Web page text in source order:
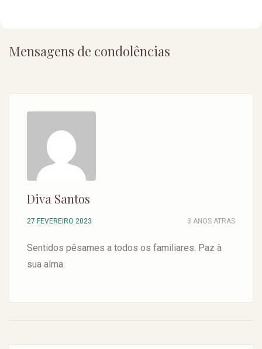
Mensagens de condolências
Diva Santos
27 FEVEREIRO 2023 3 ANOS ATRAS
Sentidos pêsames a todos os familiares. Paz à
sua alma.